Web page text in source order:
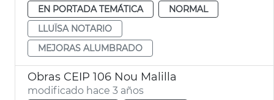
EN PORTADA TEMÁTICA
NORMAL
LLUÏSA NOTARIO
MEJORAS ALUMBRADO
Obras CEIP 106 Nou Malilla
modificado hace 3 años